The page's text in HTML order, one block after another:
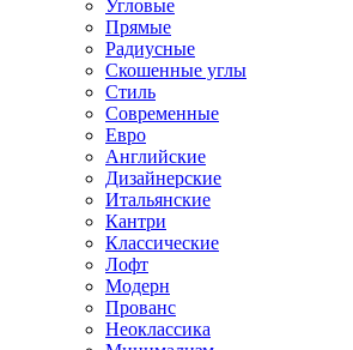
Угловые
Прямые
Радиусные
Скошенные углы
Стиль
Современные
Евро
Английские
Дизайнерские
Итальянские
Кантри
Классические
Лофт
Модерн
Прованс
Неоклассика